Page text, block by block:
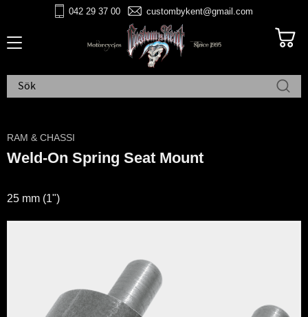
042 29 37 00 custombykent@gmail.com
RAM & CHASSI
Weld-On Spring Seat Mount
25 mm (1")